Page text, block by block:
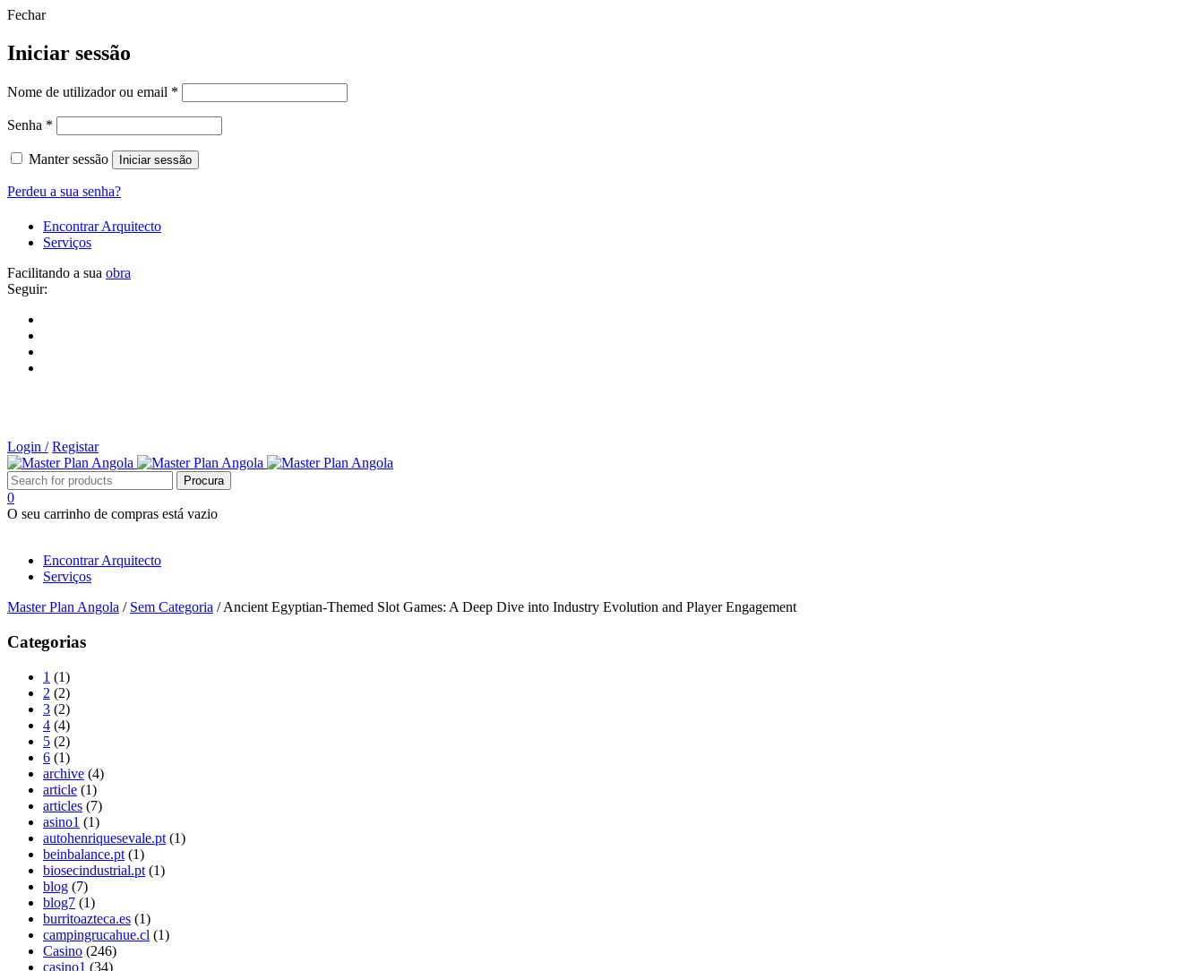
Fechar
Iniciar sessão
Nome de utilizador ou email *
Senha *
Manter sessão Iniciar sessão
Perdeu a sua senha?
Encontrar Arquitecto
Serviços
Facilitando a sua obra
Seguir:
Login / Registar
0
O seu carrinho de compras está vazio
Encontrar Arquitecto
Serviços
Master Plan Angola / Sem Categoria / Ancient Egyptian-Themed Slot Games: A Deep Dive into Industry Evolution and Player Engagement
Categorias
1 (1)
2 (2)
3 (2)
4 (4)
5 (2)
6 (1)
archive (4)
article (1)
articles (7)
asino1 (1)
autohenriquesevale.pt (1)
beinbalance.pt (1)
biosecindustrial.pt (1)
blog (7)
blog7 (1)
burritoazteca.es (1)
campingrucahue.cl (1)
Casino (246)
casino1 (34)